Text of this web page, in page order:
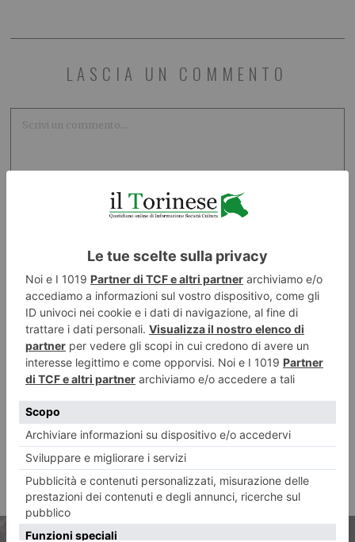
LASCIA UN COMMENTO